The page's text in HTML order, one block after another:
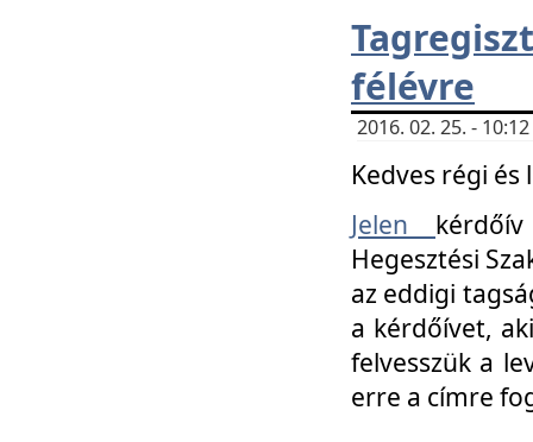
félévre
2016. 02. 25. -
Kedves régi
Jelen
Hegesztési
az eddigi
a kérdőívet,
felvesszük a
erre a címre